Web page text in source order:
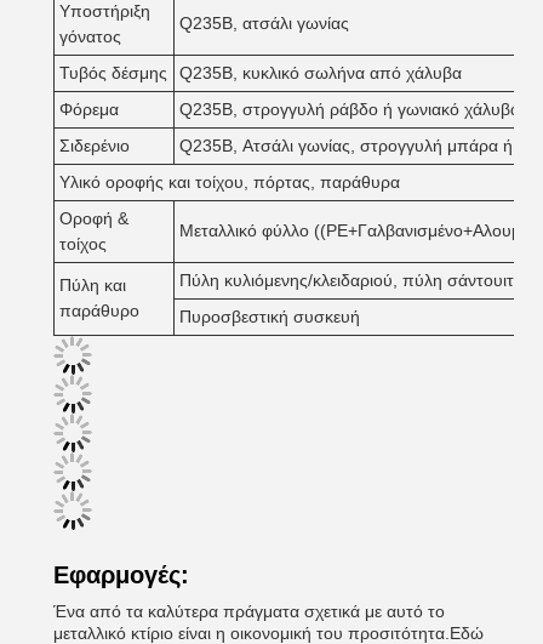
Υποστήριξη
γόνατος
Q235B, ατσάλι γωνίας
Τυβός δέσμης
Q235B, κυκλικό σωλήνα από χάλυβα
Φόρεμα
Q235B, στρογγυλή ράβδο ή γωνιακό χάλυβα
Σιδερένιο
Q235B, Ατσάλι γωνίας, στρογγυλή μπάρα ή
Υλικό οροφής και τοίχου, πόρτας, παράθυρα
Οροφή &
τοίχος
Μεταλλικό φύλλο
Πύλη και
παράθυρο
Πύλη κυλιόμενης/κλειδαριού, πύλη
Πυροσβεστική συσκευή
Εφαρμογές:
Ένα από τα καλύτερα πράγματα σχετικά με αυτό το
μεταλλικό κτίριο είναι η οικονομική του προσιτότητα.Εδώ